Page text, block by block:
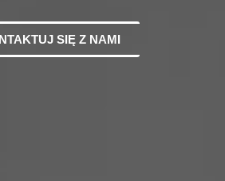
SIĘ Z NAMI